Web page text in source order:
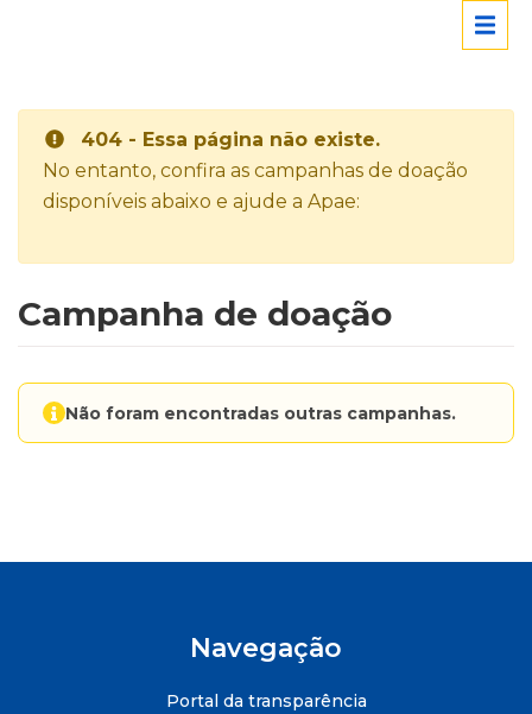
404 - Essa página não existe.
No entanto, confira as campanhas de doação
disponíveis abaixo e ajude a Apae:
Campanha de doação
Não foram encontradas outras campanhas.
Navegação
Portal da transparência